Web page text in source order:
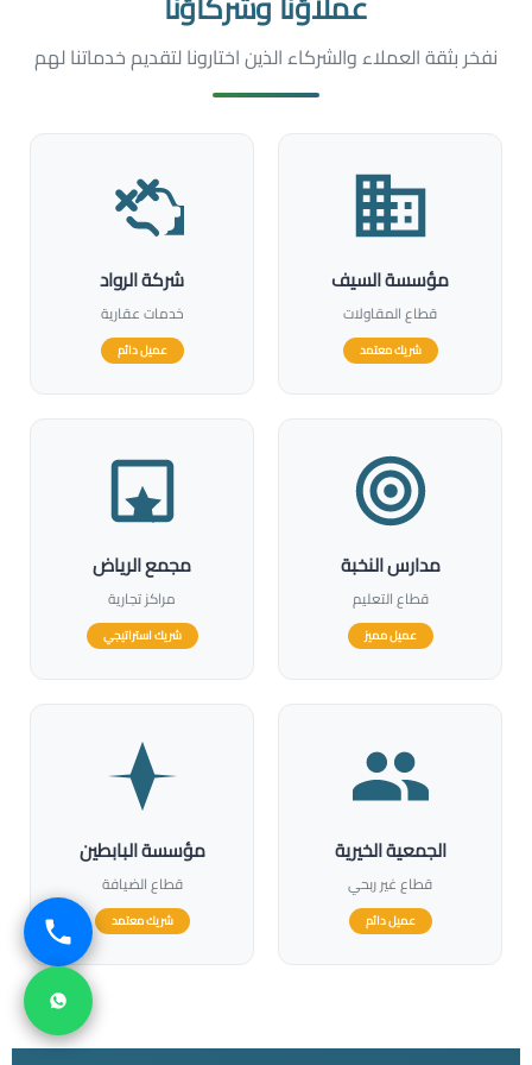
نفخر بثقة العملاء والشركاء الذين اختارونا لتقديم خدماتنا لهم
مؤسسة السيف
قطاع المقاولات
شريك معتمد
شركة الرواد
خدمات عقارية
عميل دائم
مدارس النخبة
قطاع التعليم
عميل مميز
مجمع الرياض
مراكز تجارية
شريك استراتيجي
الجمعية الخيرية
قطاع غير ربحي
عميل دائم
مؤسسة البابطين
قطاع الضيافة
شريك معتمد